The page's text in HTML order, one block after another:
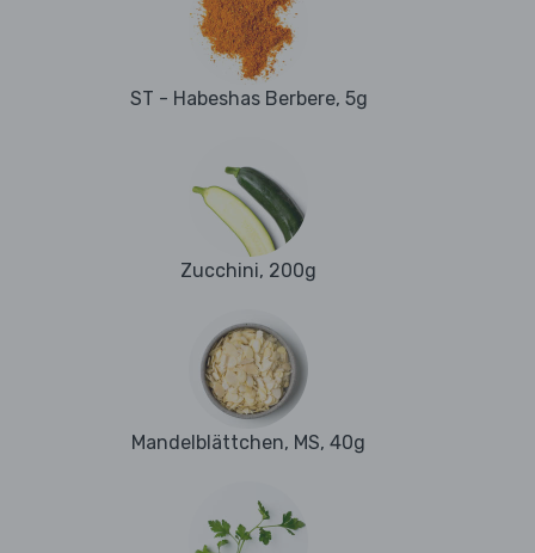
ST - Habeshas Berbere, 5g
Zucchini, 200g
Mandelblättchen, MS, 40g